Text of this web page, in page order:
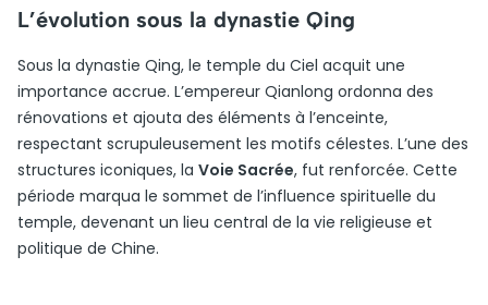
L’évolution sous la dynastie Qing
Sous la dynastie Qing, le temple du Ciel acquit une
importance accrue. L’empereur Qianlong ordonna des
rénovations et ajouta des éléments à l’enceinte,
respectant scrupuleusement les motifs célestes. L’une des
structures iconiques, la Voie Sacrée, fut renforcée. Cette
période marqua le sommet de l’influence spirituelle du
temple, devenant un lieu central de la vie religieuse et
politique de Chine.